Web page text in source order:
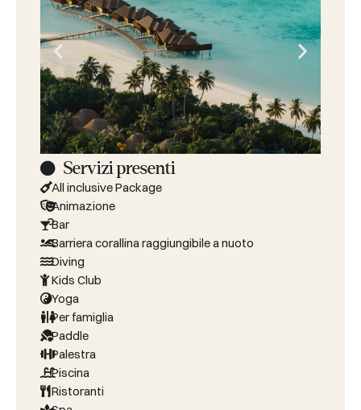
Servizi presenti
All inclusive Package
Animazione
Bar
Barriera corallina raggiungibile a nuoto
Diving
Kids Club
Yoga
Per famiglia
Paddle
Palestra
Piscina
Ristoranti